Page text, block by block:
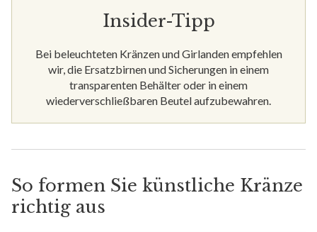
Insider-Tipp
Bei beleuchteten Kränzen und Girlanden empfehlen
wir, die Ersatzbirnen und Sicherungen in einem
transparenten Behälter oder in einem
wiederverschließbaren Beutel aufzubewahren.
So formen Sie künstliche Kränze
richtig aus